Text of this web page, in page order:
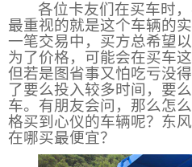
各位卡友们在买车时
最重视的就是这个车辆的
一笔交易中，买方总希望
为了价格，可能会在买车
但若是图省事又怕吃亏没
了要么投入较多时间，要
车。有朋友会问，那么怎
格买到心仪的车辆呢？东
在哪买最便宜？